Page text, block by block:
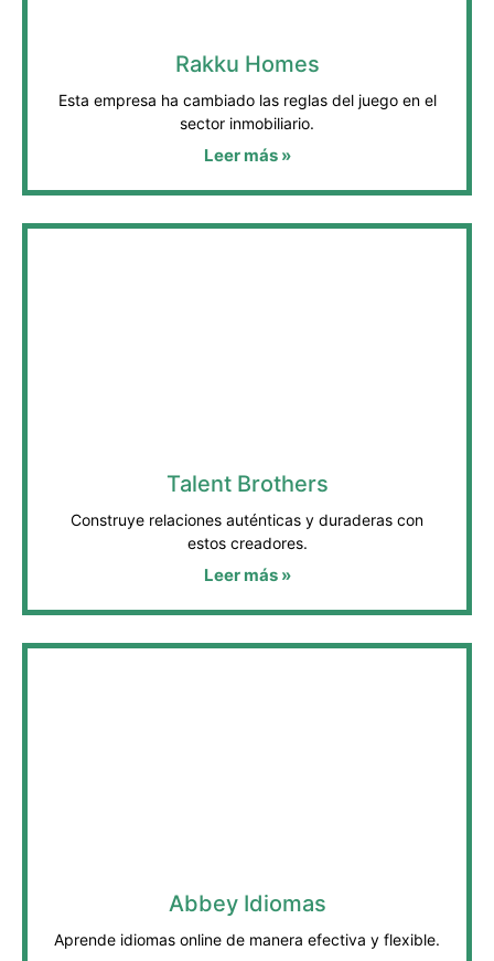
Rakku Homes
Esta empresa ha cambiado las reglas del juego en el
sector inmobiliario.
Leer más »
Talent Brothers
Construye relaciones auténticas y duraderas con
estos creadores.
Leer más »
Abbey Idiomas
Aprende idiomas online de manera efectiva y flexible.